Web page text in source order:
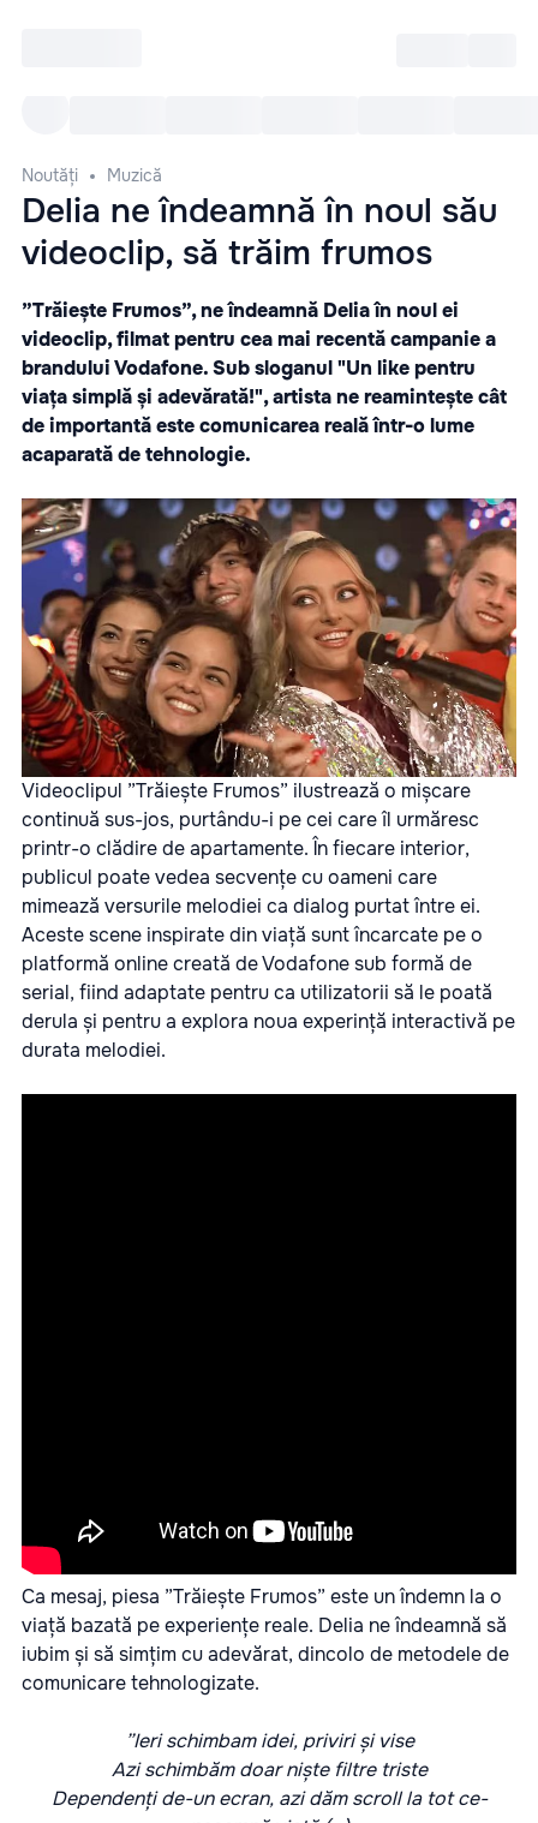
Noutăți Muzică
Delia ne îndeamnă în noul său
videoclip, să trăim frumos
”Trăiește Frumos”, ne îndeamnă Delia în noul ei
videoclip, filmat pentru cea mai recentă campanie a
brandului Vodafone. Sub sloganul "Un like pentru
viața simplă și adevărată!", artista ne reamintește cât
de importantă este comunicarea reală într-o lume
acaparată de tehnologie.
Videoclipul ”Trăiește Frumos” ilustrează o mișcare
continuă sus-jos, purtându-i pe cei care îl urmăresc
printr-o clădire de apartamente. În fiecare interior,
publicul poate vedea secvențe cu oameni care
mimează versurile melodiei ca dialog purtat între ei.
Aceste scene inspirate din viață sunt încarcate pe o
platformă online creată de Vodafone sub formă de
serial, fiind adaptate pentru ca utilizatorii să le poată
derula și pentru a explora noua experință interactivă pe
durata melodiei.
Ca mesaj, piesa ”Trăiește Frumos” este un îndemn la o
viață bazată pe experiențe reale. Delia ne îndeamnă să
iubim și să simțim cu adevărat, dincolo de metodele de
comunicare tehnologizate.
”Ieri schimbam idei, priviri și vise
Azi schimbăm doar niște filtre triste
Dependenți de-un ecran, azi dăm scroll la tot ce-